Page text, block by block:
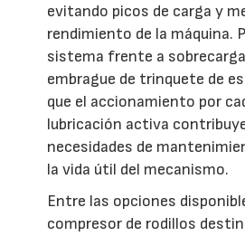
evitando picos de carga y
rendimiento de la máquina.
sistema frente a
embrague de trinquete de
que el accionamiento por
lubricación activa
necesidades de
la vida útil del mecanismo.
Entre las opciones
compresor de rodillos